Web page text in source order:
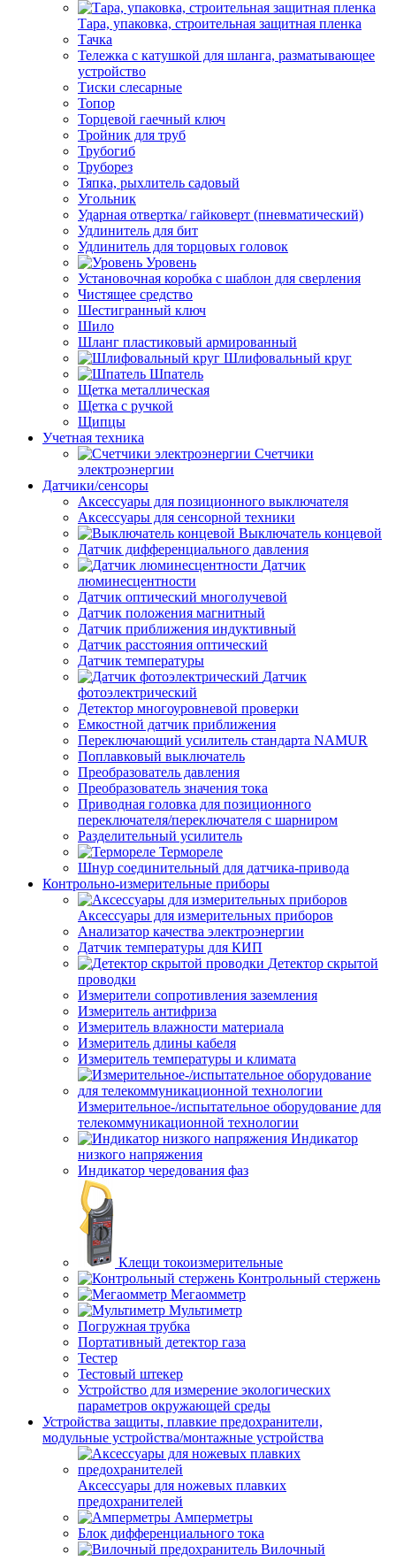
Тара, упаковка, строительная защитная пленка
Тачка
Тележка с катушкой для шланга, разматывающее
устройство
Тиски слесарные
Топор
Торцевой гаечный ключ
Тройник для труб
Трубогиб
Труборез
Тяпка, рыхлитель садовый
Угольник
Ударная отвертка/ гайковерт (пневматический)
Удлинитель для бит
Удлинитель для торцовых головок
Уровень
Установочная коробка с шаблон для сверления
Чистящее средство
Шестигранный ключ
Шило
Шланг пластиковый армированный
Шлифовальный круг
Шпатель
Щетка металлическая
Щетка с ручкой
Щипцы
Учетная техника
Счетчики
электроэнергии
Датчики/сенсоры
Аксессуары для позиционного выключателя
Аксессуары для сенсорной техники
Выключатель концевой
Датчик дифференциального давления
Датчик
люминесцентности
Датчик оптический многолучевой
Датчик положения магнитный
Датчик приближения индуктивный
Датчик расстояния оптический
Датчик температуры
Датчик
фотоэлектрический
Детектор многоуровневой проверки
Емкостной датчик приближения
Переключающий усилитель стандарта NAMUR
Поплавковый выключатель
Преобразователь давления
Преобразователь значения тока
Приводная головка для позиционного
переключателя/переключателя с шарниром
Разделительный усилитель
Термореле
Шнур соединительный для датчика-привода
Контрольно-измерительные приборы
Аксессуары для измерительных приборов
Анализатор качества электроэнергии
Датчик температуры для КИП
Детектор скрытой
проводки
Измерители сопротивления заземления
Измеритель антифриза
Измеритель влажности материала
Измеритель длины кабеля
Измеритель температуры и климата
Измерительное-/испытательное оборудование для
телекоммуникационной технологии
Индикатор
низкого напряжения
Индикатор чередования фаз
Клещи токоизмерительные
Контрольный стержень
Мегаомметр
Мультиметр
Погружная трубка
Портативный детектор газа
Тестер
Тестовый штекер
Устройство для измерение экологических
параметров окружающей среды
Устройства защиты, плавкие предохранители,
модульные устройства/монтажные устройства
Аксессуары для ножевых плавких
предохранителей
Амперметры
Блок дифференциального тока
Вилочный